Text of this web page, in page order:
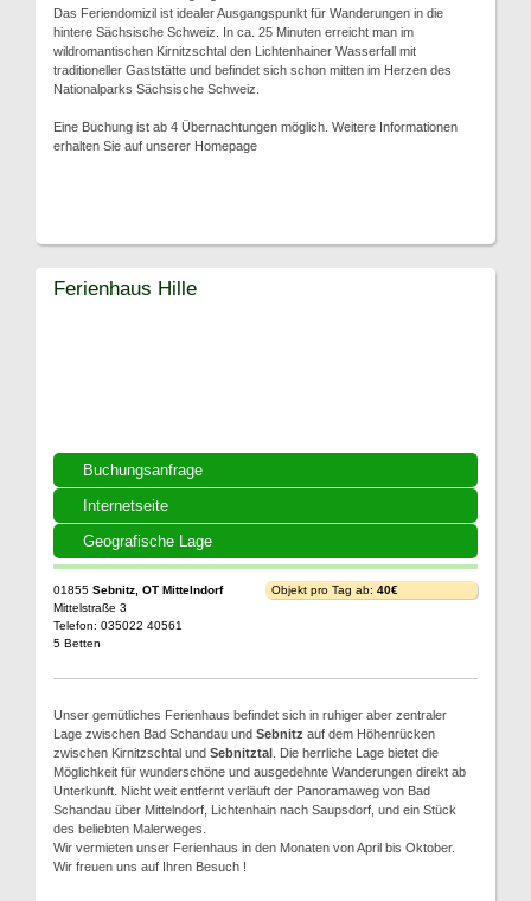
Das Feriendomizil ist idealer Ausgangspunkt für Wanderungen in die
hintere Sächsische Schweiz. In ca. 25 Minuten erreicht man im
wildromantischen Kirnitzschtal den Lichtenhainer Wasserfall mit
traditioneller Gaststätte und befindet sich schon mitten im Herzen des
Nationalparks Sächsische Schweiz.
Eine Buchung ist ab 4 Übernachtungen möglich. Weitere Informationen
erhalten Sie auf unserer Homepage
Buchungsanfrage
Internetseite
Geografische Lage
Ferienhaus Hille
01855 Sebnitz, OT Mittelndorf
Mittelstraße 3
Telefon: 035022 40561
5 Betten
Objekt pro Tag ab: 40€
Unser gemütliches Ferienhaus befindet sich in ruhiger aber zentraler
Lage zwischen Bad Schandau und Sebnitz auf dem Höhenrücken
zwischen Kirnitzschtal und Sebnitztal . Die herrliche Lage bietet die
Möglichkeit für wunderschöne und ausgedehnte Wanderungen direkt ab
Unterkunft. Nicht weit entfernt verläuft der Panoramaweg von Bad
Schandau über Mittelndorf, Lichtenhain nach Saupsdorf, und ein Stück
des beliebten Malerweges.
Wir vermieten unser Ferienhaus in den Monaten von April bis Oktober.
Wir freuen uns auf Ihren Besuch !